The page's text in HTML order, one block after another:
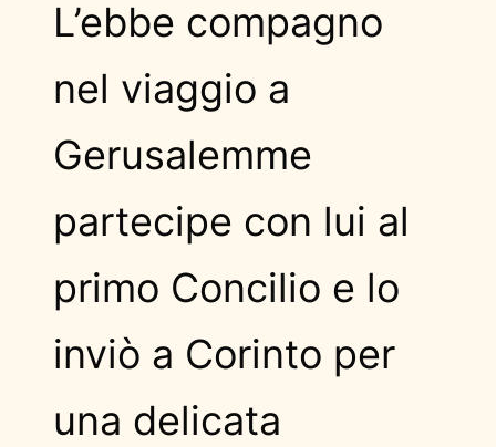
L’ebbe compagno
nel viaggio a
Gerusalemme
partecipe con lui al
primo Concilio e lo
inviò a Corinto per
una delicata